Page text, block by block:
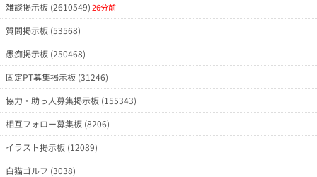
雑談掲示板 (2610549)26分前
質問掲示板 (53568)
愚痴掲示板 (250468)
固定PT募集掲示板 (31246)
協力・助っ人募集掲示板 (155343)
相互フォロー募集板 (8206)
イラスト掲示板 (12089)
白猫ゴルフ (3038)